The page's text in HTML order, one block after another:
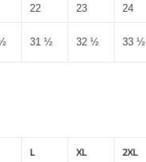
22 23 24
31 ½ 32 ½ 33 ½
L XL 2XL